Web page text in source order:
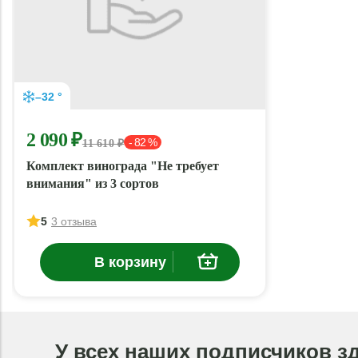
–32 °
2 090 ₽11 610 ₽ - 82 %
Комплект винограда "Не требует
внимания" из 3 сортов
5 3 отзыва
В корзину
У всех наших подписчиков